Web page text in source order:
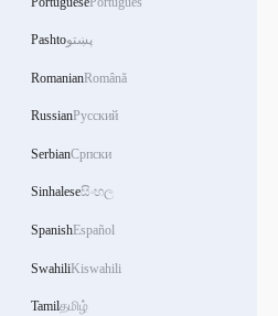
Pashtoپښتو
RomanianRomână
RussianРусский
SerbianСрпски
Sinhaleseසිංහල
SpanishEspañol
SwahiliKiswahili
Tamilதமிழ்